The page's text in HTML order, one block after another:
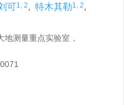
可1, 2, 特木其勒1, 2,
测量重点实验室，